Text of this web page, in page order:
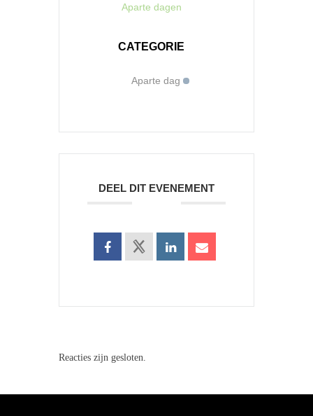
Aparte dagen
CATEGORIE
Aparte dag
DEEL DIT EVENEMENT
Reacties zijn gesloten.